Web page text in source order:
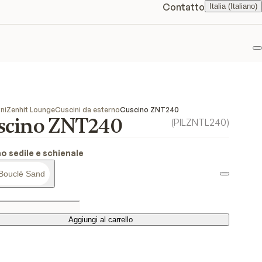
Contatto Italia (Italiano)
Zenhit LoungeCuscini da esternoCuscino ZNT240
ZNT240 (PILZNTL240)
sedile e schienale
Sand
Aggiungi al carrello
Aggiungi al carrello